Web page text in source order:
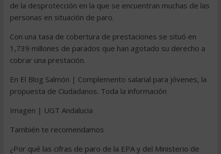
de la desprotección en la que se encuentran muchas de las
personas en situación de paro.
Con una tasa de cobertura de prestaciones se situó en
1,739 millones de parados que han agotado su derecho a
cobrar una prestación.
En El Blog Salmón | Complemento salarial para jóvenes, la
propuesta de Ciudadanos. Toda la información
Imagen | UGT Andalucia
También te recomendamos
¿Por qué las cifras de paro de la EPA y del Ministerio de